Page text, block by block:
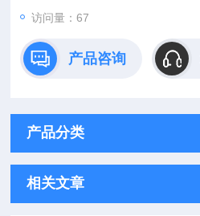
访问量：67
产品咨询
产品分类
相关文章